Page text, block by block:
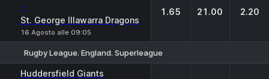
-
St. George Illawarra Dragons
16 Agosto alle 09:05
1.65 21.00 2.20
Rugby League. England. Superleague
Huddersfield Giants